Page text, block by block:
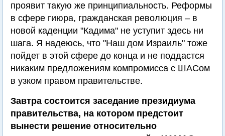
проявит такую же принципиальность. Реформы
в сфере гиюра, гражданская революция – в
новой каденции "Кадима" не уступит здесь ни
шага. Я надеюсь, что "Наш дом Израиль" тоже
пойдет в этой сфере до конца и не поддастся
никаким предложениям компромисса с ШАСом
в узком правом правительстве.
Завтра состоится заседание президиума
правительства, на котором предстоит
вынести решение относительно